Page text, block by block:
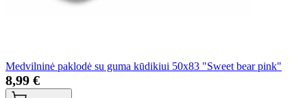
Medvilninė paklodė su guma kūdikiui 50x83 "Sweet bear pink"
8,99 €